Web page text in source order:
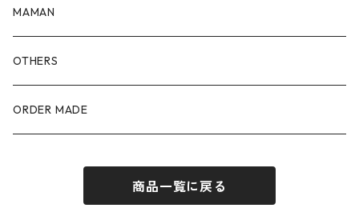
100size
110size
90size
100size
110size
80size
90size
100size
MAMAN
OTHERS
ORDER MADE
商品一覧に戻る